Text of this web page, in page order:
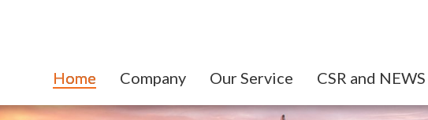
Home Company Our Service CSR and NEWS